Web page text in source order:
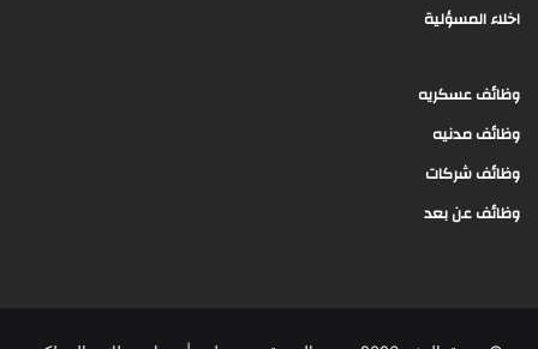
اخلاء المسؤلية
وظائف عسكريه
وظائف مدنيه
وظائف شركات
وظائف عن بعد